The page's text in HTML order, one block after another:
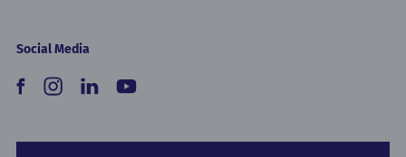
Social Media